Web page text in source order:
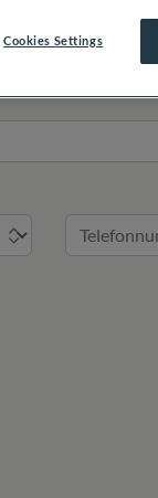
Cookies Settings